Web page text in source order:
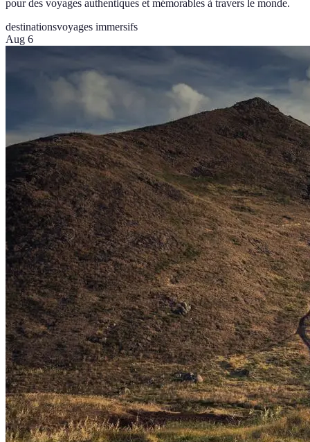
pour des voyages authentiques et mémorables à travers le monde.
destinationsvoyages immersifs
Aug 6